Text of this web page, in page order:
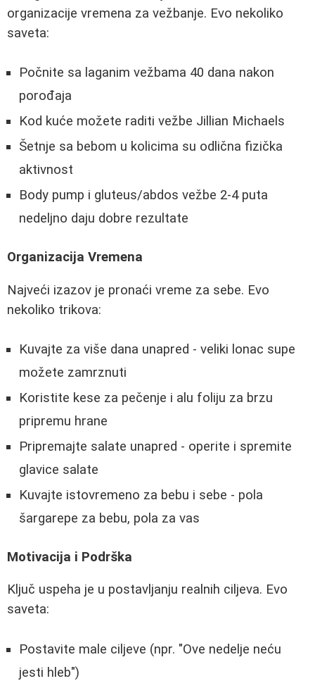
organizacije vremena za vežbanje. Evo nekoliko
saveta:
Počnite sa laganim vežbama 40 dana nakon
porođaja
Kod kuće možete raditi vežbe Jillian Michaels
Šetnje sa bebom u kolicima su odlična fizička
aktivnost
Body pump i gluteus/abdos vežbe 2-4 puta
nedeljno daju dobre rezultate
Organizacija Vremena
Najveći izazov je pronaći vreme za sebe. Evo
nekoliko trikova:
Kuvajte za više dana unapred - veliki lonac supe
možete zamrznuti
Koristite kese za pečenje i alu foliju za brzu
pripremu hrane
Pripremajte salate unapred - operite i spremite
glavice salate
Kuvajte istovremeno za bebu i sebe - pola
šargarepe za bebu, pola za vas
Motivacija i Podrška
Ključ uspeha je u postavljanju realnih ciljeva. Evo
saveta:
Postavite male ciljeve (npr. "Ove nedelje neću
jesti hleb")